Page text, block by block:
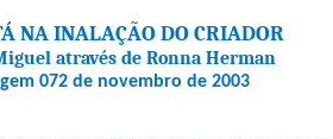
NA INALAÇÃO DO CRIADOR
através de Ronna Herman
072 de novembro de 2003